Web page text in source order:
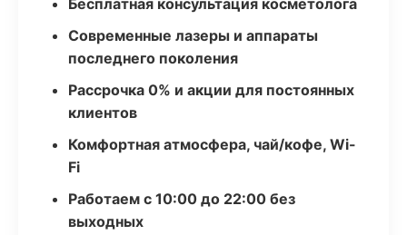
Бесплатная консультация косметолога
Современные лазеры и аппараты
последнего поколения
Рассрочка 0% и акции для постоянных
клиентов
Комфортная атмосфера, чай/кофе, Wi-
Fi
Работаем с 10:00 до 22:00 без
выходных